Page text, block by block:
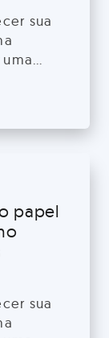
sua
e
essas
a
[…]
papel
sua